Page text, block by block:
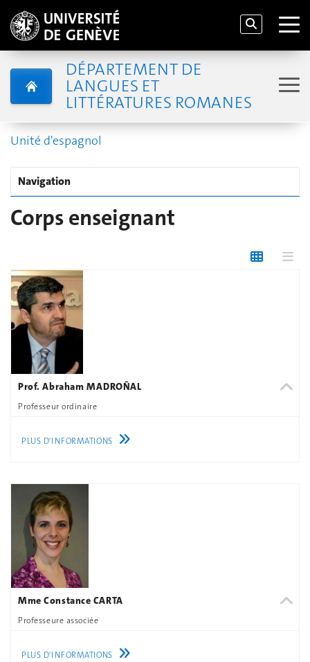
DÉPARTEMENT DE
LANGUES ET
LITTÉRATURES ROMANES
Unité d'espagnol
Navigation
Corps enseignant
Prof. Abraham MADROÑAL
Professeur ordinaire
PLUS D'INFORMATIONS
Mme Constance CARTA
Professeure associée
PLUS D'INFORMATIONS